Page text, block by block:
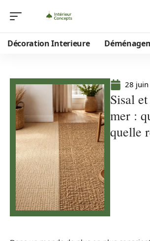
Décoration Interieure
28
Sisal
mer :
quelle